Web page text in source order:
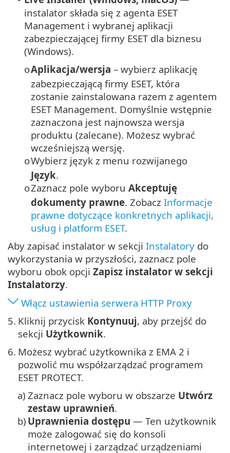
instalator składa się z agenta ESET
Management i wybranej aplikacji
zabezpieczającej firmy ESET dla biznesu
(Windows).
oAplikacja/wersja – wybierz aplikację
zabezpieczającą firmy ESET, która
zostanie zainstalowana razem z agentem
ESET Management. Domyślnie wstępnie
zaznaczona jest najnowsza wersja
produktu (zalecane). Możesz wybrać
wcześniejszą wersję.
oWybierz język z menu rozwijanego
Język.
oZaznacz pole wyboru Akceptuję
dokumenty prawne. Zobacz Informacje
prawne dotyczące konkretnych aplikacji,
usług i platform ESET.
Aby zapisać instalator w sekcji Instalatory do
wykorzystania w przyszłości, zaznacz pole
wyboru obok opcji Zapisz instalator w sekcji
Instalatorzy.
Włącz ustawienia serwera HTTP Proxy
5. Kliknij przycisk Kontynuuj, aby przejść do
sekcji Użytkownik.
6. Możesz wybrać użytkownika z EMA 2 i
pozwolić mu współzarządzać programem
ESET PROTECT.
a) Zaznacz pole wyboru w obszarze Utwórz
zestaw uprawnień.
b) Uprawnienia dostępu — Ten użytkownik
może zalogować się do konsoli
internetowej i zarządzać urządzeniami